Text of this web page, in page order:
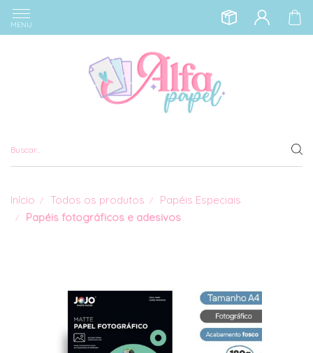
MENU
Início Todos os produtos
Papéis Especiais
Papéis fotográficos e adesivos